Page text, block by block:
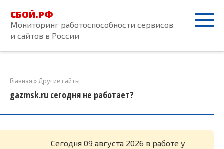
контенту
СБОЙ.РФ
Мониторинг работоспособности сервисов
и сайтов в России
Главная » Другие сайты
gazmsk.ru сегодня не работает?
Cегодня 09 августа 2026 в работе у